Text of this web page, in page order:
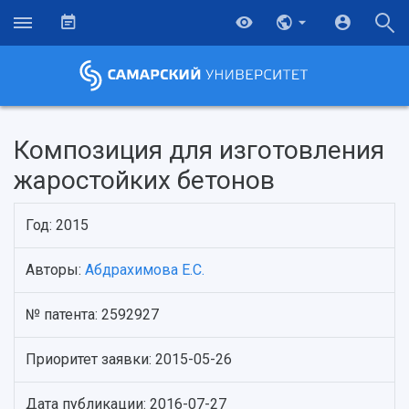
НАЗАД
Об университете
Ключевые факты
Новости
Бортжурнал
Образование
Абитуриенту
Научно-исследовательская деятельность
Научные школы и ведущие научные коллективы
Композиция для изготовления
жаростойких бетонов
Год: 2015
Авторы: Абдрахимова Е.С.
№ патента: 2592927
Приоритет заявки: 2015-05-26
Дата публикации: 2016-07-27